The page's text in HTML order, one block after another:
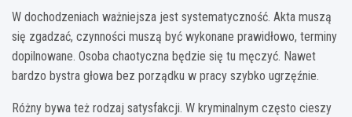
W dochodzeniach ważniejsza jest systematyczność. Akta muszą
się zgadzać, czynności muszą być wykonane prawidłowo, terminy
dopilnowane. Osoba chaotyczna będzie się tu męczyć. Nawet
bardzo bystra głowa bez porządku w pracy szybko ugrzęźnie.
Różny bywa też rodzaj satysfakcji. W kryminalnym często cieszy